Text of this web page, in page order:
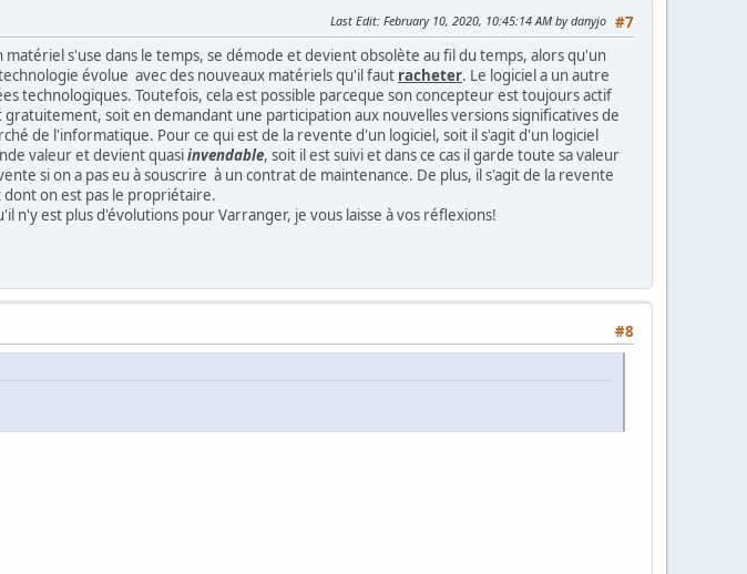
#7
Last Edit: February 10, 2020, 10:45:14 AM by danyjo
s'use dans le temps, se démode et devient obsolète au fil du temps, alors qu'un
évolue avec des nouveaux matériels qu'il faut racheter. Le logiciel a un autre
technologiques. Toutefois, cela est possible parceque son concepteur est toujours actif
soit en demandant une participation aux nouvelles versions significatives de
de l'informatique. Pour ce qui est de la revente d'un logiciel, soit il s'agit d'un logiciel
valeur et devient quasiinvendable, soit il est suivi et dans ce cas il garde toute sa valeur
si on a pas eu à souscrire à un contrat de maintenance. De plus, il s'agit de la revente
on est pas le propriétaire.
n'y est plus d'évolutions pour Varranger, je vous laisse à vos réflexions!
#8